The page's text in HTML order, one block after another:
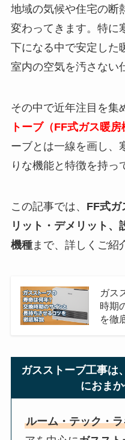
地域の気候や住宅の断
変わってきます。特に
下になる中で安定した
室内の空気を汚さない
その中で近年注目を集
トーブ（FF式ガス暖房
ーブとは一線を画し、
りな機能と特徴を持っ
この記事では、 FF式ガ
リット・デメリット、
機種まで、詳しくご紹
ガス
時期
を徹
ガスストーブ工事は
におまか
ルーム・テック・